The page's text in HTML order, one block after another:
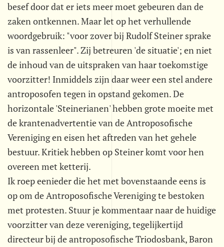
besef door dat er iets meer moet gebeuren dan de
zaken ontkennen. Maar let op het verhullende
woordgebruik: "voor zover bij Rudolf Steiner sprake
is van rassenleer". Zij betreuren 'de situatie'; en niet
de inhoud van de uitspraken van haar toekomstige
voorzitter! Inmiddels zijn daar weer een stel andere
antroposofen tegen in opstand gekomen. De
horizontale 'Steinerianen' hebben grote moeite met
de krantenadvertentie van de Antroposofische
Vereniging en eisen het aftreden van het gehele
bestuur. Kritiek hebben op Steiner komt voor hen
overeen met ketterij.
Ik roep eenieder die het met bovenstaande eens is
op om de Antroposofische Vereniging te bestoken
met protesten. Stuur je kommentaar naar de huidige
voorzitter van deze vereniging, tegelijkertijd
directeur bij de antroposofische Triodosbank, Baron